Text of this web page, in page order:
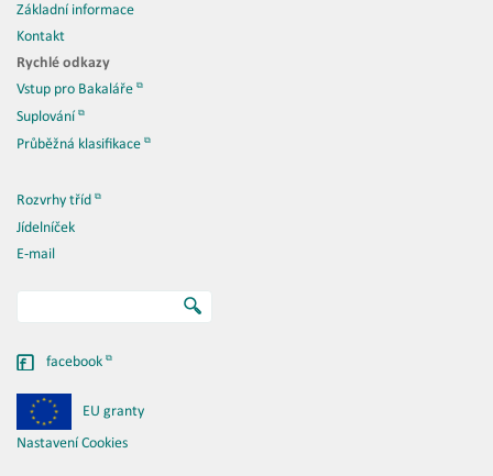
Základní informace
Kontakt
Rychlé odkazy
Vstup pro Bakaláře
Suplování
Průběžná klasifikace
Rozvrhy tříd
Jídelníček
E-mail
facebook
EU granty
Nastavení Cookies